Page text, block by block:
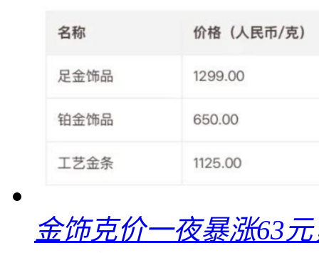
金饰克价一夜暴涨63